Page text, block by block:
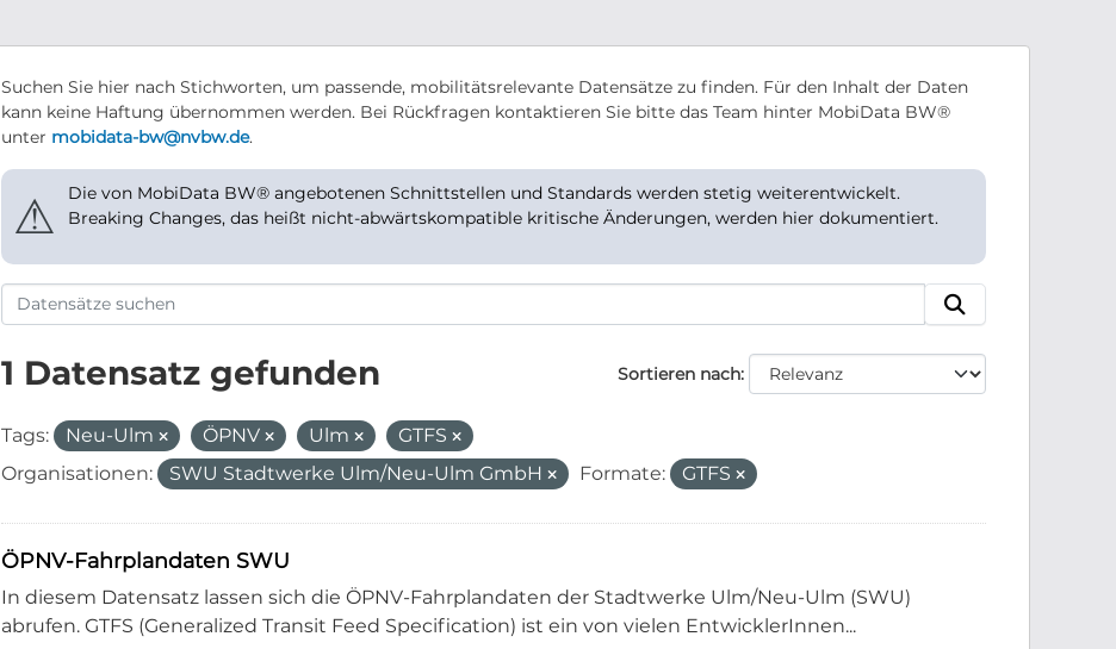
Suchen Sie hier nach Stichworten, um passende, mobilitätsrelevante Datensätze zu finden. Für den Inhalt der Daten
kann keine Haftung übernommen werden. Bei Rückfragen kontaktieren Sie bitte das Team hinter MobiData BW®
unter mobidata-bw@nvbw.de.
⚠
Die von MobiData BW® angebotenen Schnittstellen und Standards werden stetig weiterentwickelt.
Breaking Changes, das heißt nicht-abwärtskompatible kritische Änderungen, werden hier dokumentiert.
Sortieren nach
1 Datensatz gefunden
Tags: Neu-Ulm ÖPNV Ulm
GTFS
Organisationen:
SWU Stadtwerke Ulm/Neu-Ulm GmbH Formate: GTFS
ÖPNV-Fahrplandaten SWU
In diesem Datensatz lassen sich die ÖPNV-Fahrplandaten der Stadtwerke Ulm/Neu-Ulm (SWU)
abrufen. GTFS (Generalized Transit Feed Specification) ist ein von vielen EntwicklerInnen...